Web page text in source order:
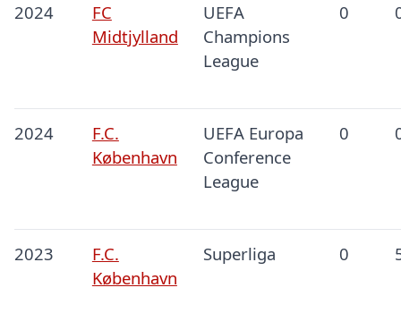
2024
FC
Midtjylland
UEFA
Champions
League
0
2024
F.C.
København
UEFA Europa
Conference
League
0
2023
F.C.
København
Superliga 0